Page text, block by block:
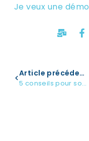
Je veux une démo
Article précédent
5 conseils pour soulager votre service client